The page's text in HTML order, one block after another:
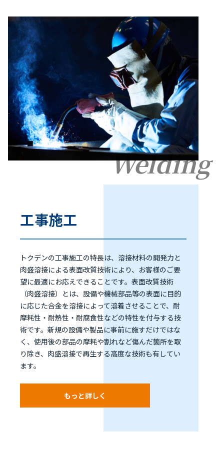
Welding
工事施工
トクデンの工事施工の特長は、溶接材料の開発力と
肉盛溶接による表面改質技術により、お客様のご要
望に最適にお応えできることです。表面改質技術
（肉盛溶接）とは、設備や機械部品等の表面に目的
に応じた合金を溶接によって溶着させることで、耐
摩耗性・耐熱性・耐腐食性などの特性を付与する技
術です。新規の設備や製品に事前に施すだけではな
く、使用後の部品の摩耗や割れなど傷んだ箇所を取
り除き、肉盛溶接で再生する高度な技術も有してい
ます。
もっと詳しく